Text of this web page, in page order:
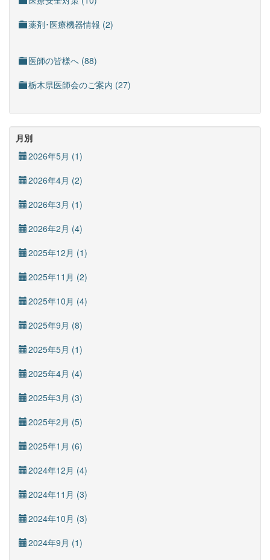
薬剤･医療機器情報 (2)
医師の皆様へ (88)
栃木県医師会のご案内 (27)
月別
2026年5月 (1)
2026年4月 (2)
2026年3月 (1)
2026年2月 (4)
2025年12月 (1)
2025年11月 (2)
2025年10月 (4)
2025年9月 (8)
2025年5月 (1)
2025年4月 (4)
2025年3月 (3)
2025年2月 (5)
2025年1月 (6)
2024年12月 (4)
2024年11月 (3)
2024年10月 (3)
2024年9月 (1)